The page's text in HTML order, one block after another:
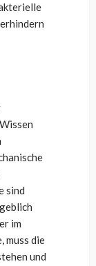
sind
im
muss die
und